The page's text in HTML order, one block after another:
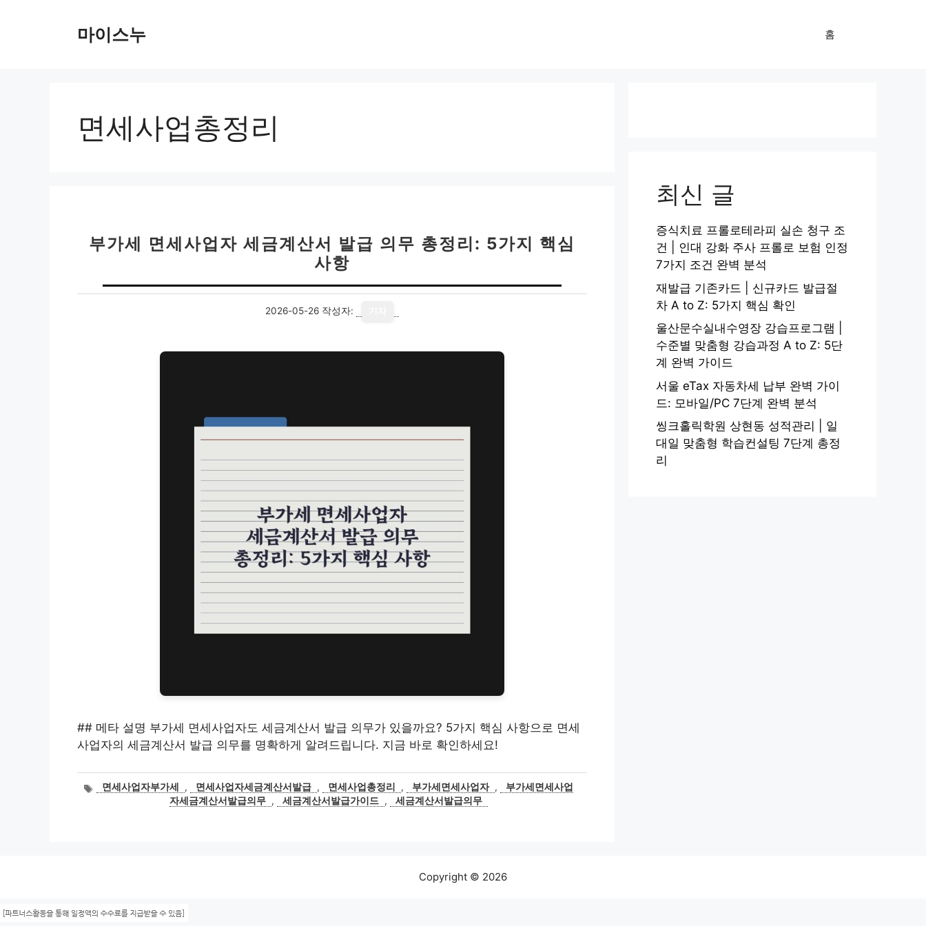
마이스누 홈
면세사업총정리
부가세 면세사업자 세금계산서 발급 의무 총정리: 5가지 핵심
사항
2026-05-26 작성자:
## 메타 설명 부가세 면세사업자도 세금계산서 발급 의무가 있을까요? 5가지 핵심 사항으로 면세
사업자의 세금계산서 발급 의무를 명확하게 알려드립니다. 지금 바로 확인하세요!
태면세사업자부가세 , 면세사업자세금계산서발급 , 면세사업총정리 , 부가세면세사업자 ,
부가세면세사업
자세금계산서발급의무 , 세금계산서발급가이드 , 세금계산서발급의무
최신 글
증식치료 프롤로테라피 실손 청구 조
건 | 인대 강화 주사 프롤로 보험 인정
7가지 조건 완벽 분석
재발급 기존카드 | 신규카드 발급절
차 A to Z: 5가지 핵심 확인
울산문수실내수영장 강습프로그램 |
수준별 맞춤형 강습과정 A to Z: 5단
계 완벽 가이드
서울 eTax 자동차세 납부 완벽 가이
드: 모바일/PC 7단계 완벽 분석
씽크홀릭학원 상현동 성적관리 | 일
대일 맞춤형 학습컨설팅 7단계 총정
리
Copyright © 2026